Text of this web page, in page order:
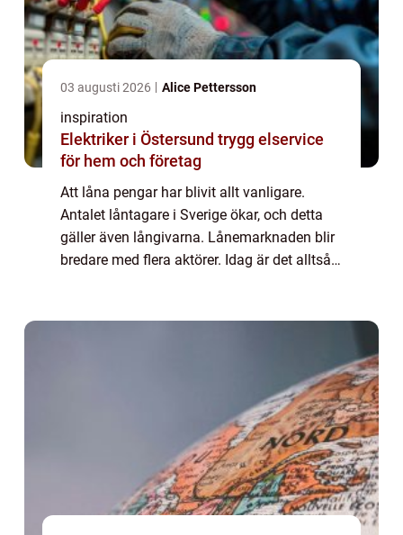
03 augusti 2026 Alice Pettersson
inspiration
Elektriker i Östersund trygg elservice
för hem och företag
Att låna pengar har blivit allt vanligare.
Antalet låntagare i Sverige ökar, och detta
gäller även långivarna. Lånemarknaden blir
bredare med flera aktörer. Idag är det alltså